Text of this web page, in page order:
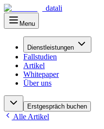
datali
Menu Hauptmenü
Dienstleistungen
Fallstudien
Artikel
Whitepaper
Über uns
Erstgespräch buchen
Alle Artikel